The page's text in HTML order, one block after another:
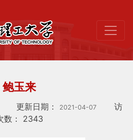
鲍玉来
更新日期： 2021-04-07
访
数： 2343